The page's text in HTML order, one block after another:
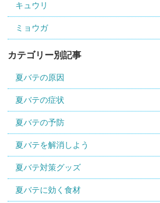
キュウリ
ミョウガ
カテゴリー別記事
夏バテの原因
夏バテの症状
夏バテの予防
夏バテを解消しよう
夏バテ対策グッズ
夏バテに効く食材